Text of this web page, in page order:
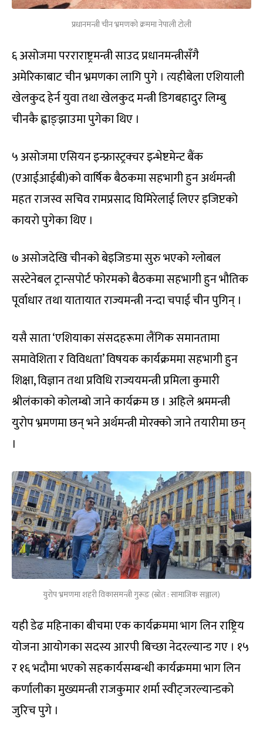
प्रधानमन्त्री चीन भ्रमणको क्रममा नेपाली टोली
६ असोजमा परराराष्ट्रमन्त्री साउद प्रधानमन्त्रीसँगै
अमेरिकाबाट चीन भ्रमणका लागि पुगे । त्यहीबेला एशियाली
खेलकुद हेर्न युवा तथा खेलकुद मन्त्री डिगबहादुर लिम्बु
चीनकै ह्वाङ्झाउमा पुगेका थिए ।
५ असोजमा एसियन इन्फ्रास्ट्रक्चर इन्भेष्टमेन्ट बैंक
(एआईआईबी)को वार्षिक बैठकमा सहभागी हुन अर्थमन्त्री
महत राजस्व सचिव रामप्रसाद घिमिरेलाई लिएर इजिप्टको
कायरो पुगेका थिए ।
७ असोजदेखि चीनको बेइजिङमा सुरु भएको ग्लोबल
सस्टेनेबल ट्रान्सपोर्ट फोरमको बैठकमा सहभागी हुन भौतिक
पूर्वाधार तथा यातायात राज्यमन्त्री नन्दा चपाई चीन पुगिन् ।
यसै साता ‘एशियाका संसदहरूमा लैंगिक समानतामा
समावेशिता र विविधता’ विषयक कार्यक्रममा सहभागी हुन
शिक्षा, विज्ञान तथा प्रविधि राज्ययमन्त्री प्रमिला कुमारी
श्रीलंकाको कोलम्बो जाने कार्यक्रम छ । अहिले श्रममन्त्री
युरोप भ्रमणमा छन् भने अर्थमन्त्री मोरक्को जाने तयारीमा छन्
।
युरोप भ्रमणमा शहरी विकासमन्त्री गुरूङ (स्रोत : सामाजिक सञ्जाल)
यही डेढ महिनाका बीचमा एक कार्यक्रममा भाग लिन राष्ट्रिय
योजना आयोगका सदस्य आरपी बिच्छा नेदरल्यान्ड गए । १५
र १६ भदौमा भएको सहकार्यसम्बन्धी कार्यक्रममा भाग लिन
कर्णालीका मुख्यमन्त्री राजकुमार शर्मा स्वीट्जरल्यान्डको
जुरिच पुगे ।